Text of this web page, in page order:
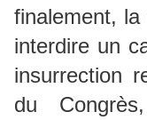
finalement,
interdire un
insurrection
du